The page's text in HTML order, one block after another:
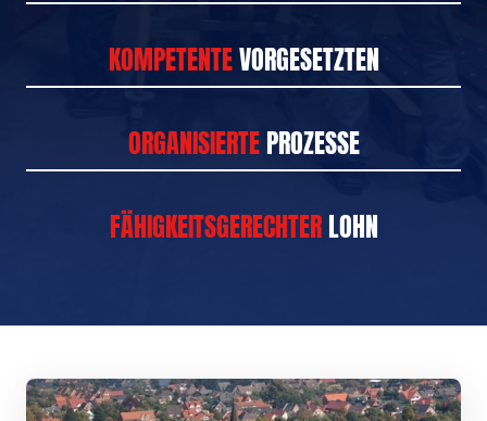
KOMPETENTE VORGESETZTEN
ORGANISIERTE PROZESSE
FÄHIGKEITSGERECHTER LOHN